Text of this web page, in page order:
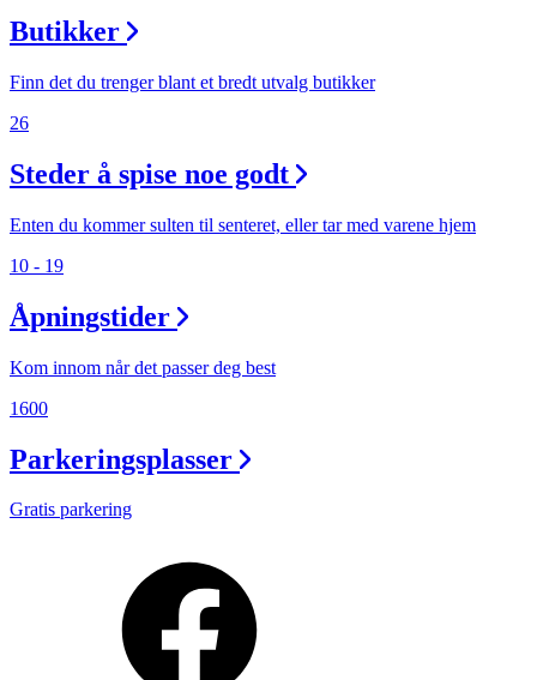
Butikker
Finn det du trenger blant et bredt utvalg butikker
26
Steder å spise noe godt
Enten du kommer sulten til senteret, eller tar med varene hjem
10 - 19
Åpningstider
Kom innom når det passer deg best
1600
Parkeringsplasser
Gratis parkering